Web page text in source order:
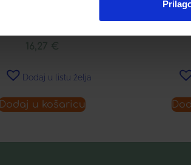
16,27 €
Dodaj u listu želja
Dodaj u košaricu
WITH